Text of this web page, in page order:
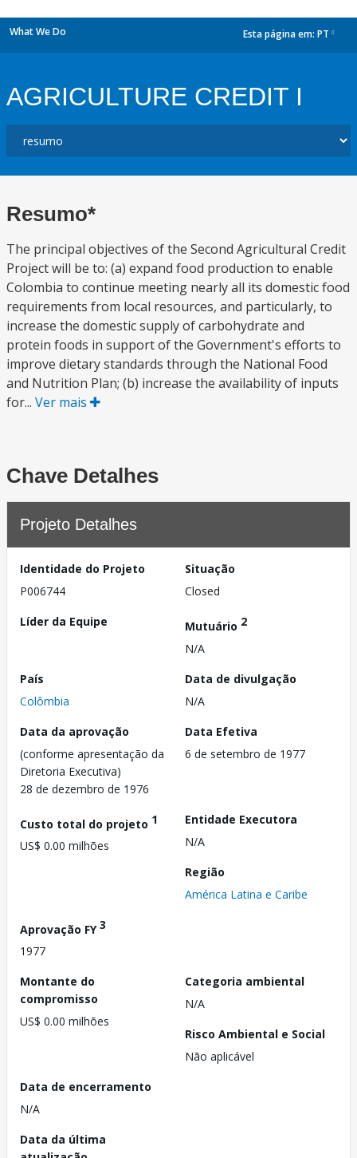
What We Do Esta página em: PT
AGRICULTURE CREDIT I
Resumo*
The principal objectives of the Second Agricultural Credit
Project will be to: (a) expand food production to enable
Colombia to continue meeting nearly all its domestic food
requirements from local resources, and particularly, to
increase the domestic supply of carbohydrate and
protein foods in support of the Government's efforts to
improve dietary standards through the National Food
and Nutrition Plan; (b) increase the availability of inputs
for... Ver mais
Chave Detalhes
Projeto Detalhes
Identidade do Projeto
P006744
Situação
Closed
Líder da Equipe
Mutuário 2
N/A
País
Colômbia
Data de divulgação
N/A
Data da aprovação
(conforme apresentação da
Diretoria Executiva)
28 de dezembro de 1976
Data Efetiva
6 de setembro de 1977
Custo total do projeto 1
US$ 0.00 milhões
Entidade Executora
N/A
Região
América Latina e Caribe
Aprovação FY3
1977
Montante do
compromisso
US$ 0.00 milhões
Categoria ambiental
N/A
Risco Ambiental e Social
Não aplicável
Data de encerramento
N/A
Data da última